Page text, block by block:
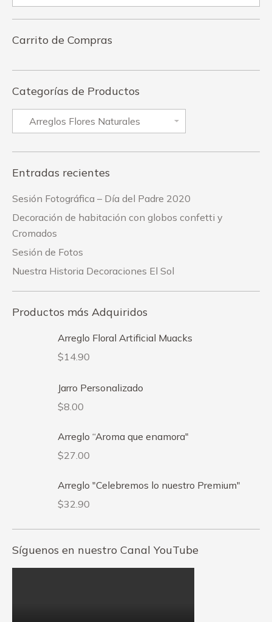
Carrito de Compras
Categorías de Productos
Entradas recientes
Sesión Fotográfica – Día del Padre 2020
Decoración de habitación con globos confetti y
Cromados
Sesión de Fotos
Nuestra Historia Decoraciones El Sol
Productos más Adquiridos
Arreglo Floral Artificial Muacks
$14.90
Jarro Personalizado
$8.00
Arreglo “Aroma que enamora"
$27.00
Arreglo "Celebremos lo nuestro Premium"
$32.90
Síguenos en nuestro Canal YouTube